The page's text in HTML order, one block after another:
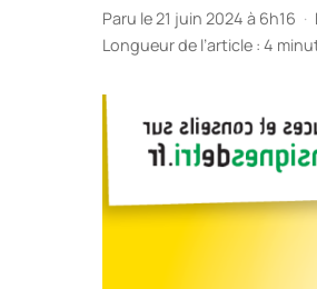
Paru le 21 juin 2024 à 6h16 ·
Longueur de l’article : 4